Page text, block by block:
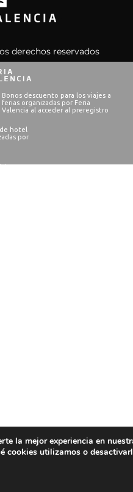
derechos reservados
la mejor experiencia en
cookies utilizamos o